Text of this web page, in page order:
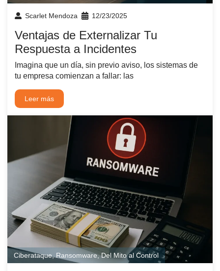
Scarlet Mendoza 12/23/2025
Ventajas de Externalizar Tu
Respuesta a Incidentes
Imagina que un día, sin previo aviso, los sistemas de
tu empresa comienzan a fallar: las
Leer más
Ciberataque, Ransomware,Del Mito al Control